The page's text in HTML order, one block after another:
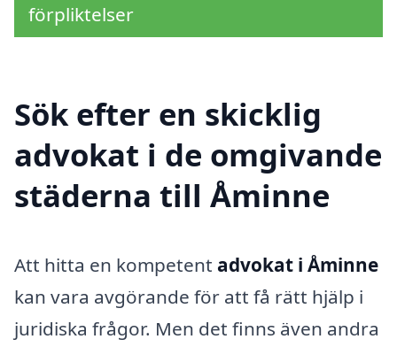
förpliktelser
Sök efter en skicklig
advokat i de omgivande
städerna till Åminne
Att hitta en kompetent advokat i Åminne
kan vara avgörande för att få rätt hjälp i
juridiska frågor. Men det finns även andra